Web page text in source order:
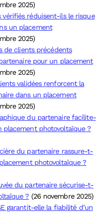
2025)
vérifiés réduisent-ils le risque
un placement
2025)
de clients précédents
pour un placement
2025)
validées renforcent la
dans un placement
2025)
du partenaire facilite-
placement photovoltaïque ?
du partenaire rassure-t-
photovoltaïque ?
du partenaire sécurise-t-
? (26 novembre 2025)
garantit-elle la fiabilité d’un